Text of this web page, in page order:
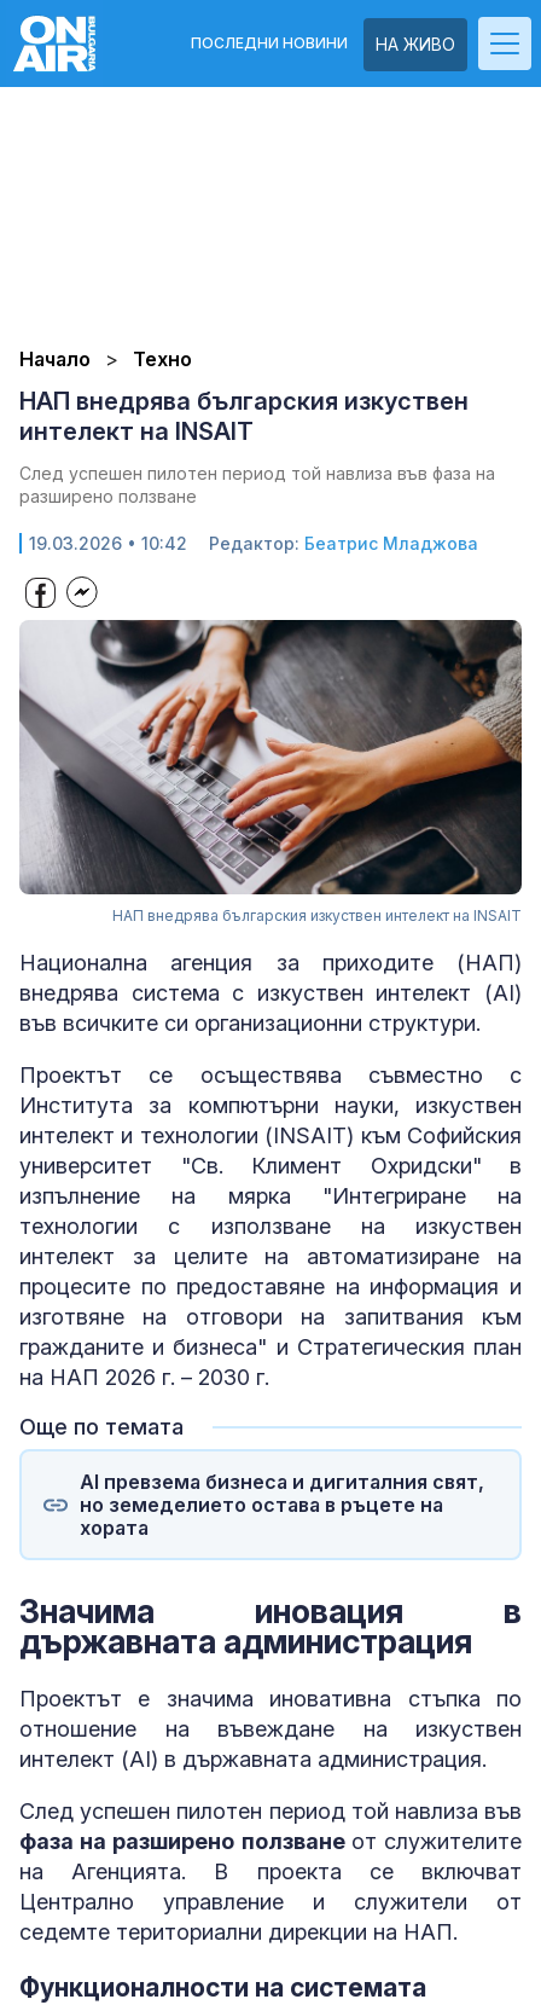
НА ЖИВО
ПОСЛЕДНИ НОВИНИ
Начало Техно
НАП внедрява българския изкуствен
интелект на INSAIT
След успешен пилотен период той навлиза във фаза на
разширено ползване
19.03.2026 • 10:42 Редактор: Беатрис Младжова
НАП внедрява българския изкуствен интелект на INSAIT
Национална агенция за приходите (НАП)
внедрява система с изкуствен интелект (AI)
във всичките си организационни структури.
Проектът се осъществява съвместно с
Института за компютърни науки, изкуствен
интелект и технологии (INSAIT) към Софийския
университет "Св. Климент Охридски" в
изпълнение на мярка "Интегриране на
технологии с използване на изкуствен
интелект за целите на автоматизиране на
процесите по предоставяне на информация и
изготвяне на отговори на запитвания към
гражданите и бизнеса" и Стратегическия план
на НАП 2026 г. – 2030 г.
Още по темата
AI превзема бизнеса и дигиталния свят,
но земеделието остава в ръцете на
хората
Значима иновация в
държавната администрация
Проектът е значима иновативна стъпка по
отношение на въвеждане на изкуствен
интелект (AI) в държавната администрация.
След успешен пилотен период той навлиза във
фаза на разширено ползване от служителите
на Агенцията. В проекта се включват
Централно управление и служители от
седемте териториални дирекции на НАП.
Функционалности на системата